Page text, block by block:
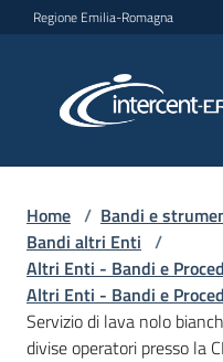
Vai al contenuto
Vai alla navigazione
Vai al footer
Regione Emilia-Romagna
per lo
L'Agenzia
Home / Bandi e
Bandi altri Enti /
Altri Enti - Bandi e
Altri Enti - Bandi e
Servizio di lava nolo
divise operatori presso la